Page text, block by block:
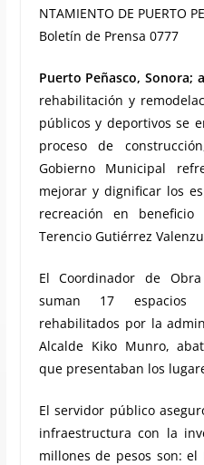
NTAMIENTO DE PUERTO
Boletín de Prensa 0777
Puerto Peñasco, Sonora;
rehabilitación y
públicos y deportivos se
proceso de
Gobierno Municipal
mejorar y dignificar los
recreación en
Terencio Gutiérrez
El Coordinador de
suman 17 espacios
rehabilitados por la
Alcalde Kiko Munro,
que presentaban los
El servidor público
infraestructura con la
millones de pesos son: